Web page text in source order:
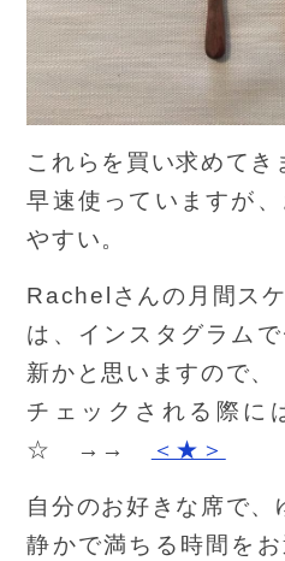
これらを買い求めてき
早速使っていますが
やすい。
Rachelさんの月間ス
は、インスタグラム
新かと思いますので、
チェックされる際に
☆ →→
＜★＞
自分のお好きな席で、
静かで満ちる時間を